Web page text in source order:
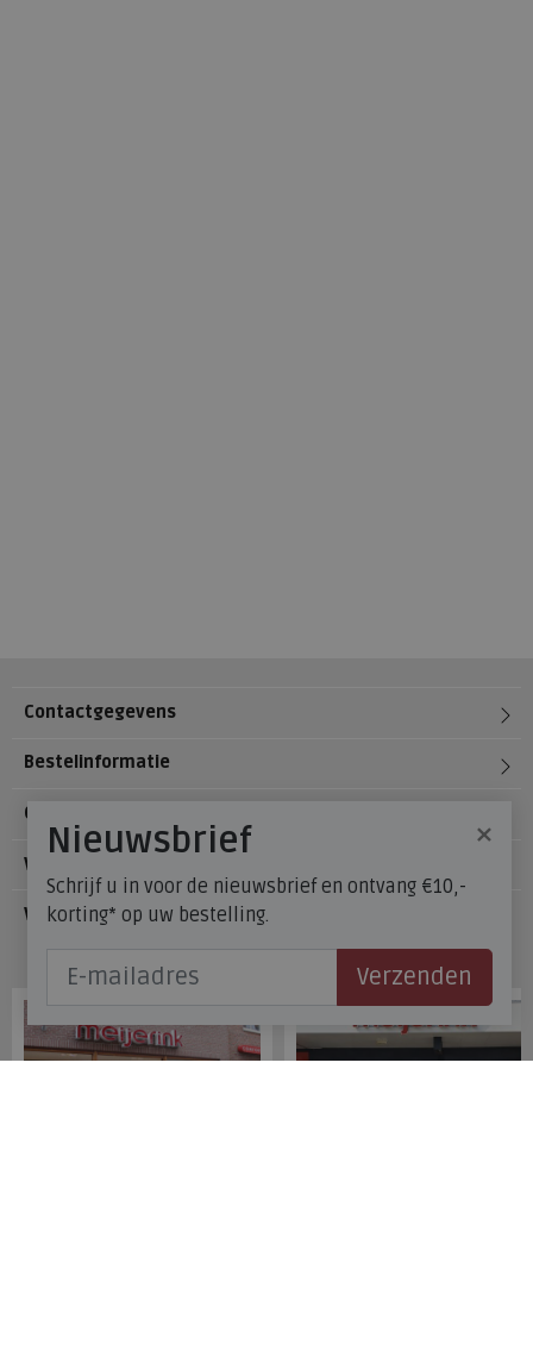
Contactgegevens
Bestelinformatie
Over Meijerink Schoenen
Voetzorg
Veelgestelde vragen
×
Nieuwsbrief
Schrijf u in voor de nieuwsbrief en ontvang €10,-
korting* op uw bestelling.
Verzenden